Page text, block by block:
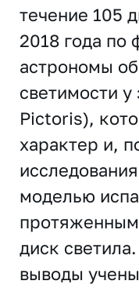
течение 105
2018 года по
астрономы
светимости
Pictoris),
характер и,
моделью
диск
выводы